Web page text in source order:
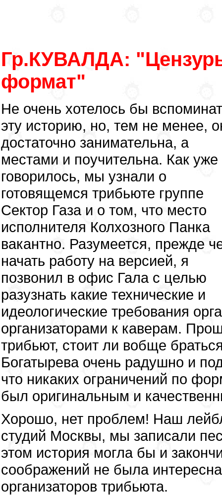
Гр.КУВАЛДА:
формат"
Не очень хотелось бы
эту историю, но, тем не менее,
достаточно занимательна, а
местами и поучительна. Как уже
говорилось, мы узнали о
готовящемся трибьюте группе
Сектор Газа и о том, что место
исполнителя Колхозного Панка
вакантно. Разумеется, прежде
начать работу на версией, я
позвонил в офис Гала с целью
разузнать какие технические и
идеологические требования
организаторами к каверам.
трибьют, стоит ли вобще
Богатырева очень радушно и
что никаких ограничений по
был оригинальным и
Хорошо, нет проблем! Наш
студий Москвы, мы записали
этом история могла бы и
соображений не была
организаторов трибьюта.